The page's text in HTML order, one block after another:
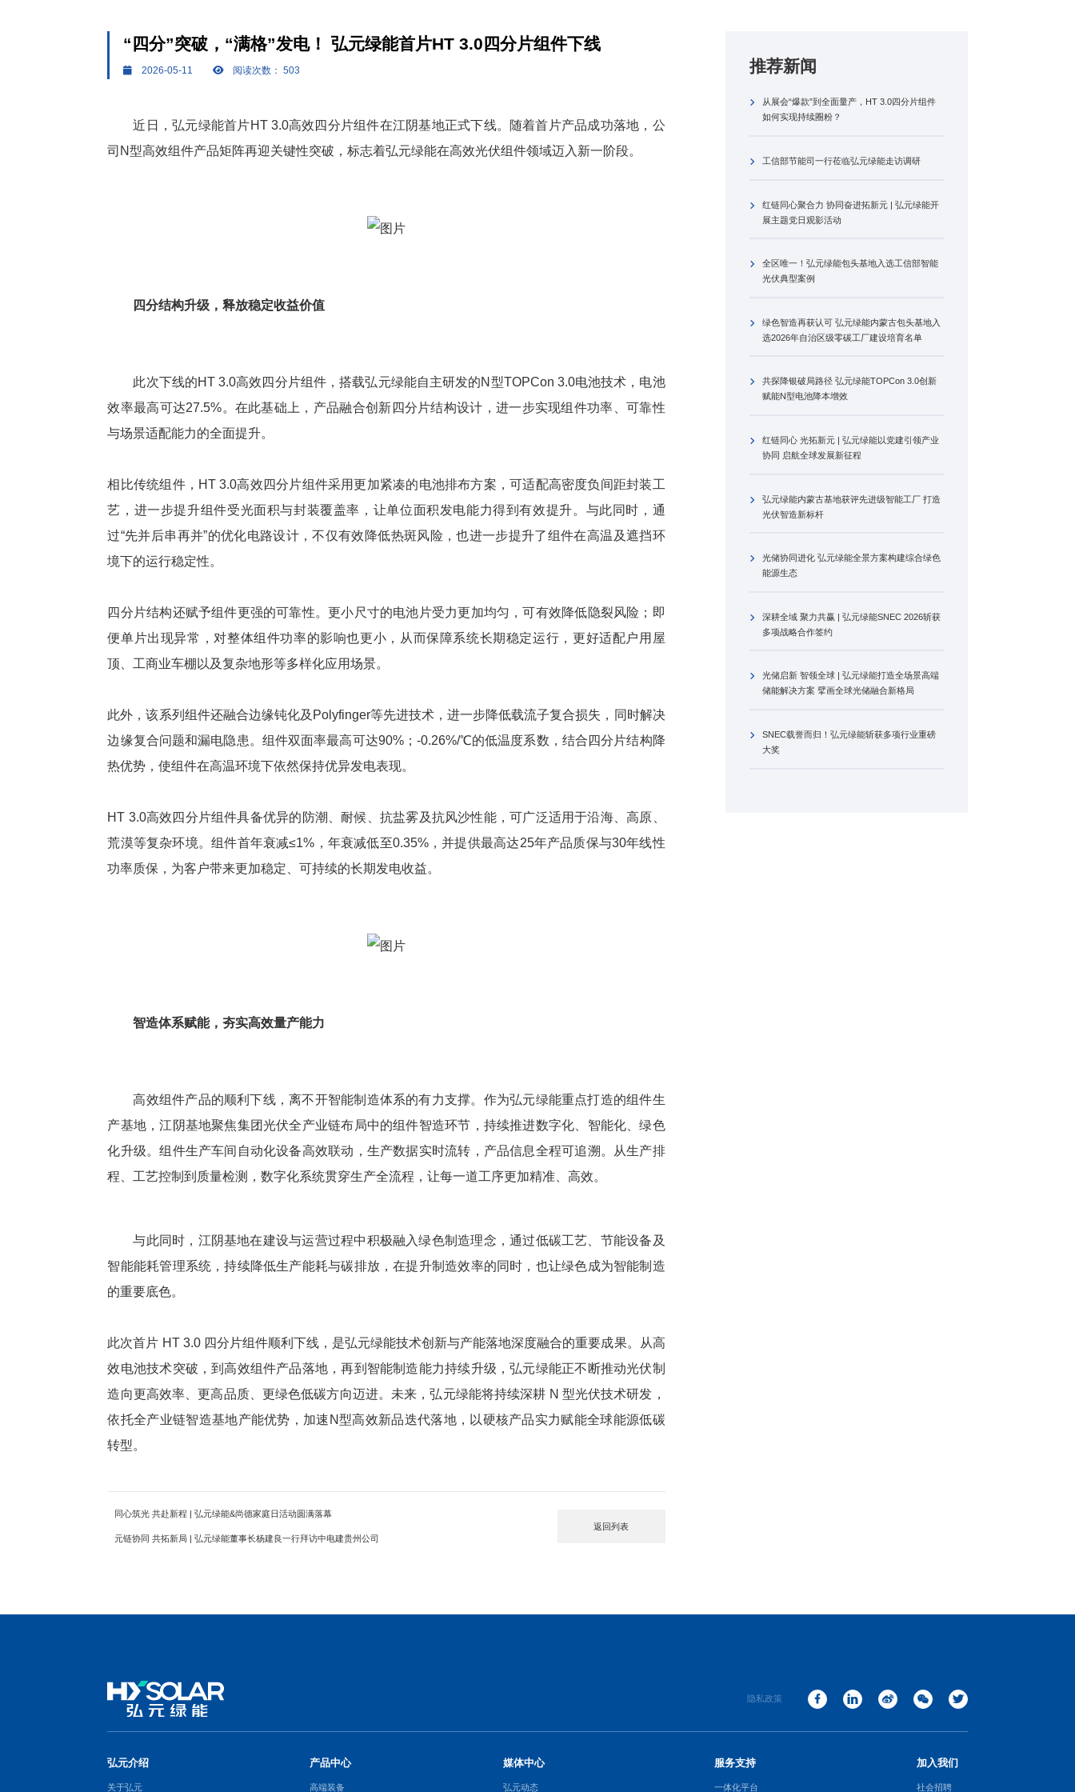
“四分”突破，“满格”发电！ 弘元绿能首片HT 3.0四分片组件下线
2026-05-11 阅读次数： 503
近日，弘元绿能首片HT 3.0高效 四分片组件在江阴基地正式下线。随着首片产品成功落地，公
司N型高效组件产品矩阵再迎关键性突破，标志着弘元绿能在高效光伏组件领域迈入新一阶段。
四分结构升级，释放稳定收益价值
此次下线的HT 3.0高效 四分片组件，搭载弘元绿能自主研发的N型TOPCon 3.0电池技术，电池
效率最高可达27.5%。在此基础上，产品融合创新四分片结构设计，进一步实现组件功率、可靠性
与场景适配能力的全面提升。
相比传统组件，HT 3.0高效 四分片组件采用更加紧凑的电池排布方案，可适配高密度负间距封装工
艺，进一步提升组件受光面积与封装覆盖率，让单位面积发电能力得到有效提升。与此同时，通
过“先并后串再并”的优化电路设计，不仅有效降低热斑风险，也进一步提升了组件在高温及遮挡环
境下的运行稳定性。
四分片结构还赋予组件更强的可靠性。更小尺寸的电池片受力更加均匀，可有效降低隐裂风险；即
便单片出现异常，对整体组件功率的影响也更小，从而保障系统长期稳定运行，更好适配户用屋
顶、工商业车棚以及复杂地形等多样化应用场景。
此外，该系列组件还融合边缘钝化及Polyfinger等先进技术，进一步降低载流子复合损失，同时解决
边缘复合问题和漏电隐患。组件双面率最高可达90%；-0.26%/℃的低温度系数，结合四分片结构降
热优势，使组件在高温环境下依然保持优异发电表现。
HT 3.0高效 四分片组件具备优异的防潮、耐候、抗盐雾及抗风沙性能，可广泛适用于沿海、高原、
荒漠等复杂环境。组件首年衰减≤1%，年衰减低至0.35%，并提供最高达25年产品质保与30年线性
功率质保，为客户带来更加稳定、可持续的长期发电收益。
智造体系赋能，夯实高效量产能力
高效组件产品的顺利下线，离不开智能制造体系的有力支撑。作为弘元绿能重点打造的组件生
产基地，江阴基地聚焦集团光伏全产业链布局中的组件智造环节，持续推进数字化、智能化、绿色
化升级。组件生产车间自动化设备高效联动，生产数据实时流转，产品信息全程可追溯。从生产排
程、工艺控制到质量检测，数字化系统贯穿生产全流程，让每一道工序更加精准、高效。
与此同时，江阴基地在建设与运营过程中积极融入绿色制造理念，通过低碳工艺、节能设备及
智能能耗管理系统，持续降低生产能耗与碳排放，在提升制造效率的同时，也让绿色成为智能制造
的重要底色。
此次首片 HT 3.0 四分片组件顺利下线，是弘元绿能技术创新与产能落地深度融合的重要成果。从高
效电池技术突破，到高效组件产品落地，再到智能制造能力持续升级，弘元绿能正不断推动光伏制
造向更高效率、更高品质、更绿色低碳方向迈进。未来，弘元绿能将持续深耕 N 型光伏技术研发，
依托全产业链智造基地产能优势，加速N型高效新品迭代落地，以硬核产品实力赋能全球能源低碳
转型。
同心筑光 共赴新程 | 弘元绿能&尚德家庭日活动圆满落幕
元链协同 共拓新局 | 弘元绿能董事长杨建良一行拜访中电建贵州公司
返回列表
推荐新闻
从展会“爆款”到全面量产，HT 3.0四分片组件
如何实现持续圈粉？
工信部节能司一行莅临弘元绿能走访调研
红链同心聚合力 协同奋进拓新元 | 弘元绿能开
展主题党日观影活动
全区唯一！弘元绿能包头基地入选工信部智能
光伏典型案例
绿色智造再获认可 弘元绿能内蒙古包头基地入
选2026年自治区级零碳工厂建设培育名单
共探降银破局路径 弘元绿能TOPCon 3.0创新
赋能N型电池降本增效
红链同心 光拓新元 | 弘元绿能以党建引领产业
协同 启航全球发展新征程
弘元绿能内蒙古基地获评先进级智能工厂 打造
光伏智造新标杆
光储协同进化 弘元绿能全景方案构建综合绿色
能源生态
深耕全域 聚力共赢 | 弘元绿能SNEC 2026斩获
多项战略合作签约
光储启新 智领全球 | 弘元绿能打造全场景高端
储能解决方案 擘画全球光储融合新格局
SNEC载誉而归！弘元绿能斩获多项行业重磅
大奖
隐私政策
弘元介绍
关于弘元
产品中心
高端装备
媒体中心
弘元动态
服务支持
一体化平台
加入我们
社会招聘